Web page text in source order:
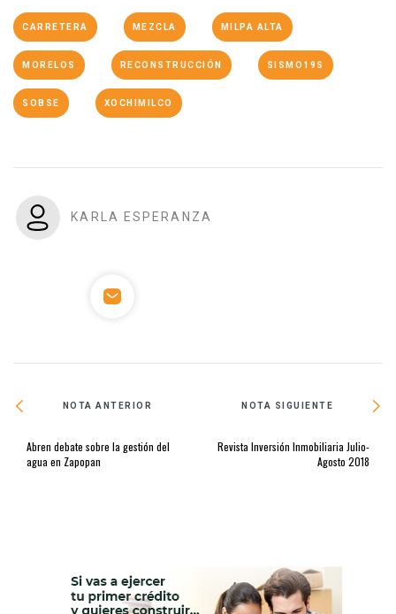
CARRETERA MEZCLA MILPA ALTA
MORELOS RECONSTRUCCIÓN SISMO19S
SOBSE XOCHIMILCO
KARLA ESPERANZA
NOTA ANTERIOR
Abren debate sobre la gestión del
agua en Zapopan
NOTA SIGUIENTE
Revista Inversión Inmobiliaria Julio-
Agosto 2018